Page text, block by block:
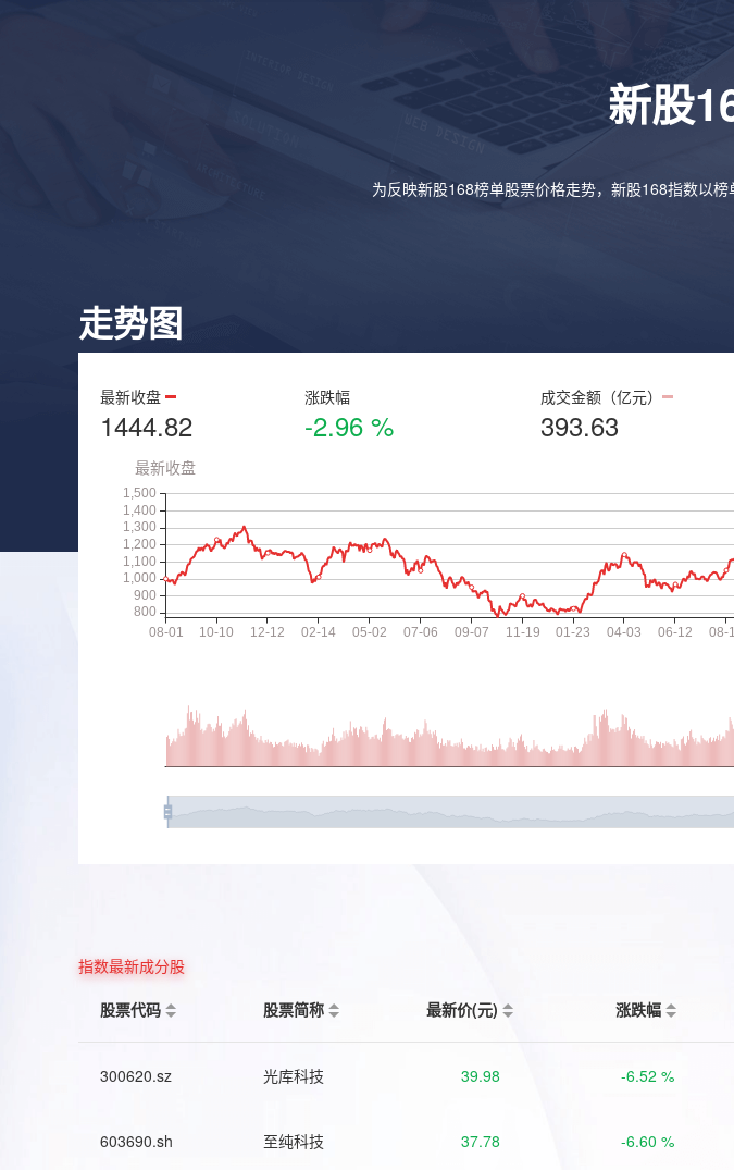
新股
为反映新股168榜单股票价格走势，新股168指数以
走势图
最新收盘
1444.82
涨跌幅
-2.96 %
成交金额（亿元）
393.63
指数最新成分股
股票代码
股票简称 最新价(元) 涨跌幅
300620.sz 光库科技 39.98 -6.52 %
603690.sh 至纯科技 37.78 -6.60 %